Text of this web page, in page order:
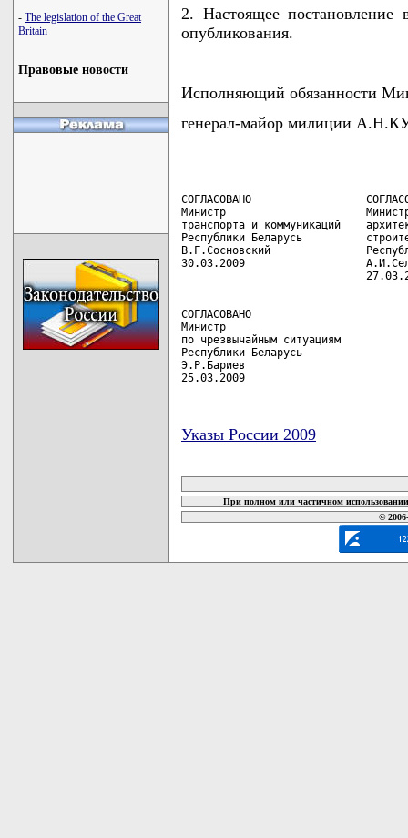
- The legislation of the Great
Britain
Правовые новости
2. Настоящее постановление
опубликования.
Исполняющий обязанности
генерал-майор милиции
СОГЛАСОВАНО
Министр
транспорта и коммуникаций
Республики Беларусь
В.Г.Сосновский
30.03.2009
СОГЛАСОВАНО
Министр
по чрезвычайным ситуациям
Республики Беларусь
Э.Р.Бариев
25.03.2009
Указы России 2009
При полном или частичном
©